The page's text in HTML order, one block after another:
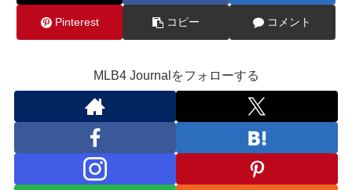
Pinterest コピー コメント
MLB4 Journalをフォローする